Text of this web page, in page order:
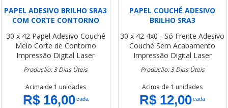
PAPEL ADESIVO BRILHO SRA3
COM CORTE CONTORNO
30 x 42 Papel Adesivo Couché
Meio Corte de Contorno
Impressão Digital Laser
Produção: 3 Dias Úteis
Acima de 1 unidades
R$ 16,00cada
PAPEL COUCHÉ ADESIVO
BRILHO SRA3
30 x 42 4x0 - Só Frente Adesivo
Couché Sem Acabamento
Impressão Digital Laser
Produção: 3 Dias Úteis
Acima de 1 unidades
R$ 12,00cada